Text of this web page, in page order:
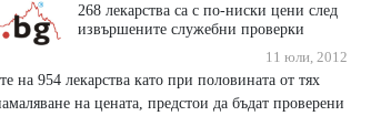
268 лекарства са с по-ниски цени след
извършените служебни проверки
11 юли, 2012
на 954 лекарства като при половината от тях
на цената, предстои да бъдат проверени